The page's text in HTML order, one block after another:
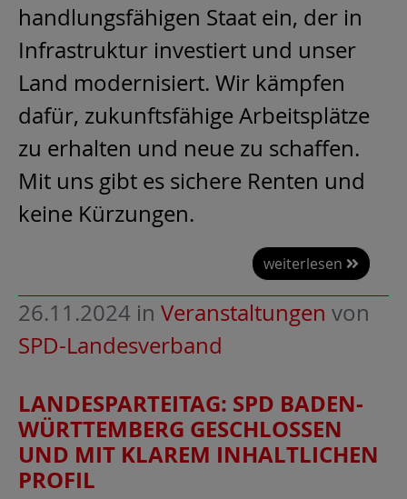
handlungsfähigen Staat ein, der in
Infrastruktur investiert und unser
Land modernisiert. Wir kämpfen
dafür, zukunftsfähige Arbeitsplätze
zu erhalten und neue zu schaffen.
Mit uns gibt es sichere Renten und
keine Kürzungen.
weiterlesen
26.11.2024 in Veranstaltungen von
SPD-Landesverband
LANDESPARTEITAG: SPD BADEN-
WÜRTTEMBERG GESCHLOSSEN
UND MIT KLAREM INHALTLICHEN
PROFIL